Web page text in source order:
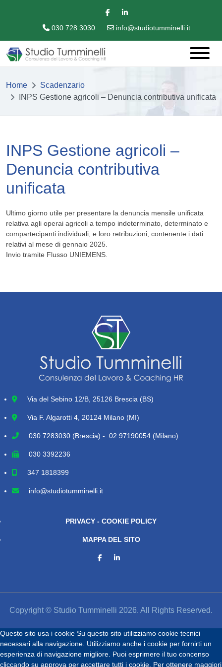
030 728 3030 info@studiotumminelli.it
Home
Scadenzario
INPS Gestione agricoli – Denuncia contributiva unificata
INPS Gestione agricoli –
Denuncia contributiva
unificata
Ultimo giorno utile per presentare la denuncia mensile unificata
relativa agli operai agricoli a tempo indeterminato, determinato e
compartecipanti individuali, e loro retribuzioni, contenente i dati
relativi al mese di gennaio 2025.
Invio tramite Flusso UNIEMENS.
Via del Sebino 12/B, 25126 Brescia (BS)
Via F. Algarotti 4, 20124 Milano (MI)
030 7283030 (Brescia) - 02 97190054 (Milano)
030 3392236
347 1818399
info@studiotumminelli.it
PRIVACY - COOKIE POLICY
MAPPA DEL SITO
Copyright © Studio Tumminelli 2026. All Rights Reserved.
Questo sito usa i cookie Su questo sito utilizziamo cookie tecnici
necessari alla navigazione. Utilizziamo anche i cookie per fornirti un
esperienza di navigazione migliore. Puoi esprimere il tuo concenso
cliccando su approva per accettare tutti i cookie. Per ottenere maggiori